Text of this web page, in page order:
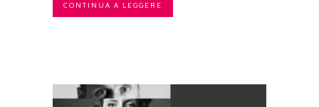
CONTINUA A LEGGERE